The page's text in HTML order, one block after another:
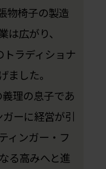
物椅子の製造
広がり、
ラディショナ
ました。
理の息子であ
ーに経営が引
ィンガー・フ
る高みへと進